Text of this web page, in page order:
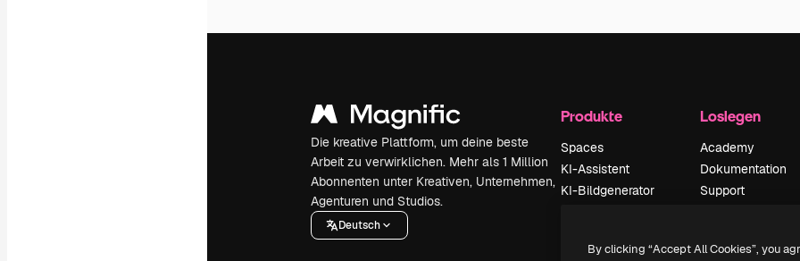
Die kreative Plattform, um deine beste
Arbeit zu verwirklichen. Mehr als 1 Million
Abonnenten unter Kreativen, Unternehmen,
Agenturen und Studios.
Deutsch
Produkte
Spaces
KI-Assistent
KI-Bildgenerator
Stimmengenerator
Loslegen
Academy
Dokumentation
Support
Originale Neu
By clicking “Accept All Cookies”, you